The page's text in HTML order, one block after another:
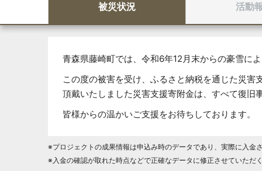
被災状況 活動
青森県藤崎町では、令和6年12月末からの豪雪に
この度の被害を受け、ふるさと納税を通じた災
頂戴いたしました災害支援寄附金は、すべて復
皆様からの温かいご支援をお待ちしております。
※プロジェクトの成果情報は申込み時のデータであり、実際に入金
※入金の確認が取れた時点などで正確なデータに修正させていただ